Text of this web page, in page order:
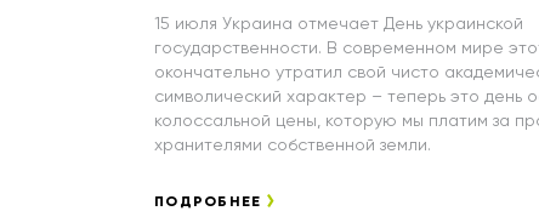
15 июля Украина отмечает День украинской
государственности. В современном мире
окончательно утратил свой чисто
символический характер – теперь это день
колоссальной цены, которую мы платим за
хранителями собственной земли.
ПОДРОБНЕЕ